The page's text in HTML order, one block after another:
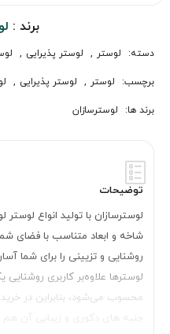
برند :
دسته: لوستر , لوستر پذیرایی ,
برچسب: لوستر , لوستر پذیرایی ,
برند ها: لوسترسازان
توضیحات
لوسترسازان با تولید انواع
شاخه و ابعاد متناسب با فضای
روشنایی و تزیینی را برای شما
لوسترها علاوه‌بر کاربری
محسوب می‌شود، بنابراین در خرید
جنبه های دکوری و زیبایی آن